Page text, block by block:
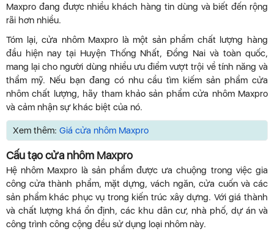
Maxpro đang được nhiều khách hàng tin dùng và biết đến rộng
rãi hơn nhiều.
Tóm lại, cửa nhôm Maxpro là một sản phẩm chất lượng hàng
đầu hiện nay tại Huyện Thống Nhất, Đồng Nai và toàn quốc,
mang lại cho người dùng nhiều ưu điểm vượt trội về tính năng và
thẩm mỹ. Nếu bạn đang có nhu cầu tìm kiếm sản phẩm cửa
nhôm chất lượng, hãy tham khảo sản phẩm cửa nhôm Maxpro
và cảm nhận sự khác biệt của nó.
Xem thêm: Giá cửa nhôm Maxpro
Cấu tạo cửa nhôm Maxpro
Hệ nhôm Maxpro là sản phẩm được ưa chuộng trong việc gia
công cửa thành phẩm, mặt dựng, vách ngăn, cửa cuốn và các
sản phẩm khác phục vụ trong kiến trúc xây dựng. Với giá thành
và chất lượng khá ổn định, các khu dân cư, nhà phố, dự án và
công trình công cộng đều sử dụng loại nhôm này.